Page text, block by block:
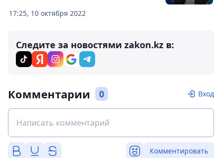
17:25, 10 октября 2022
Следите за новостями zakon.kz в:
Комментарии 0 Вход
Комментировать